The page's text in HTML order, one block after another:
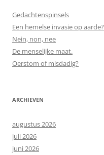
Gedachtenspinsels
Een hemelse invasie op aarde?
Nein, non, nee
De menselijke maat.
Oerstom of misdadig?
ARCHIEVEN
augustus 2026
juli 2026
juni 2026